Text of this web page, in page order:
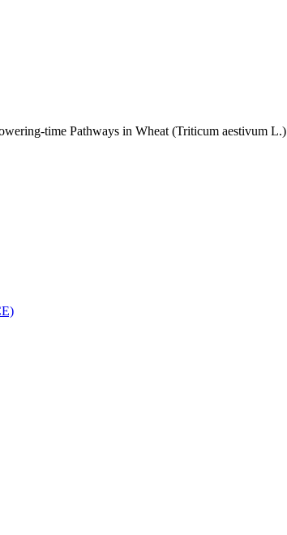
time Pathways in Wheat (Triticum aestivum L.)